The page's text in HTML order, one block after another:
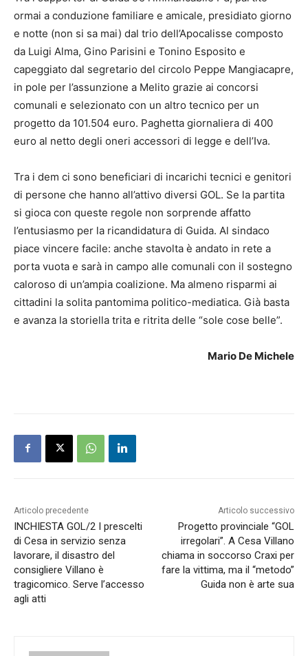
ormai a conduzione familiare e amicale, presidiato giorno
e notte (non si sa mai) dal trio dell’Apocalisse composto
da Luigi Alma, Gino Parisini e Tonino Esposito e
capeggiato dal segretario del circolo Peppe Mangiacapre,
in pole per l’assunzione a Melito grazie ai concorsi
comunali e selezionato con un altro tecnico per un
progetto da 101.504 euro. Paghetta giornaliera di 400
euro al netto degli oneri accessori di legge e dell’Iva.
Tra i dem ci sono beneficiari di incarichi tecnici e genitori
di persone che hanno all’attivo diversi GOL. Se la partita
si gioca con queste regole non sorprende affatto
l’entusiasmo per la ricandidatura di Guida. Al sindaco
piace vincere facile: anche stavolta è andato in rete a
porta vuota e sarà in campo alle comunali con il sostegno
caloroso di un’ampia coalizione. Ma almeno risparmi ai
cittadini la solita pantomima politico-mediatica. Già basta
e avanza la storiella trita e ritrita delle “sole cose belle”.
Mario De Michele
Articolo precedente
INCHIESTA GOL/2 I prescelti
di Cesa in servizio senza
lavorare, il disastro del
consigliere Villano è
tragicomico. Serve l’accesso
agli atti
Articolo successivo
Progetto provinciale “GOL
irregolari”. A Cesa Villano
chiama in soccorso Craxi per
fare la vittima, ma il “metodo”
Guida non è arte sua